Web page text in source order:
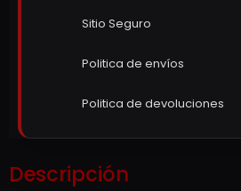
Sitio Seguro
Politica de envíos
Politica de devoluciones
Descripción